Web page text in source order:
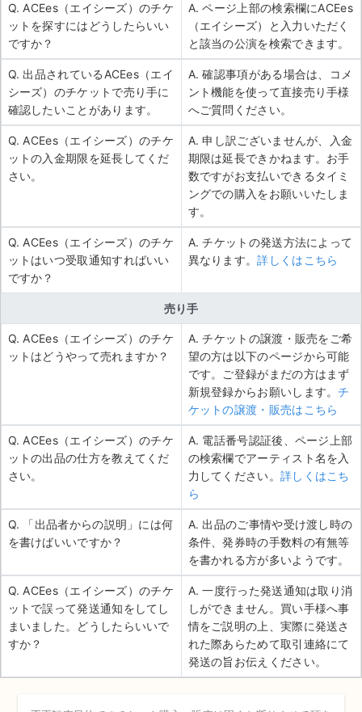
Q. ACEes（エイシーズ）のチケ
ットを探すにはどうしたらいい
ですか？
A. ページ上部の検索欄にACEes
（エイシーズ）と入力いただく
と該当の公演を検索できます。
Q. 出品されているACEes（エイ
シーズ）のチケットで売り手に
確認したいことがあります。
A. 確認事項がある場合は、コメ
ント機能を使って直接売り手様
へご質問ください。
Q. ACEes（エイシーズ）のチケ
ットの入金期限を延長してくだ
さい。
A. 申し訳ございませんが、入金
期限は延長できかねます。お手
数ですがお支払いできるタイミ
ングでの購入をお願いいたしま
す。
Q. ACEes（エイシーズ）のチケ
ットはいつ受取通知すればいい
ですか？
A. チケットの発送方法によって
異なります。詳しくはこちら
売り手
Q. ACEes（エイシーズ）のチケ
ットはどうやって売れますか？
A. チケットの譲渡・販売をご希
望の方は以下のページから可能
です。ご登録がまだの方はまず
新規登録からお願いします。チ
ケットの譲渡・販売はこちら
Q. ACEes（エイシーズ）のチケ
ットの出品の仕方を教えてくだ
さい。
A. 電話番号認証後、ページ上部
の検索欄でアーティスト名を入
力してください。 詳しくはこち
ら
Q. 「出品者からの説明」には何
を書けばいいですか？
A. 出品のご事情や受け渡し時の
条件、発券時の手数料の有無等
を書かれる方が多いようです。
Q. ACEes（エイシーズ）のチケ
ットで誤って発送通知をしてし
まいました。どうしたらいいで
すか？
A. 一度行った発送通知は取り消
しができません。買い手様へ事
情をご説明の上、実際に発送さ
れた際あらためて取引連絡にて
発送の旨お伝えください。